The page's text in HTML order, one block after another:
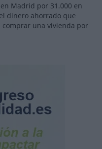
Madrid por 31.000 en
dinero ahorrado que
comprar una vivienda por